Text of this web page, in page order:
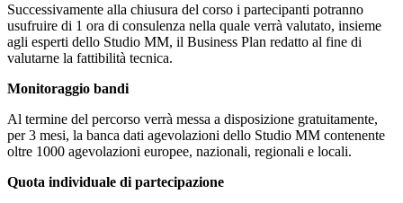
Successivamente alla chiusura del corso i partecipanti potranno
usufruire di 1 ora di consulenza nella quale verrà valutato, insieme
agli esperti dello Studio MM, il Business Plan redatto al fine di
valutarne la fattibilità tecnica.
Monitoraggio bandi
Al termine del percorso verrà messa a disposizione gratuitamente,
per 3 mesi, la banca dati agevolazioni dello Studio MM contenente
oltre 1000 agevolazioni europee, nazionali, regionali e locali.
Quota individuale di partecipazione